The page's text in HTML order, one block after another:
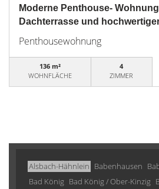
Moderne Penthouse-
Dachterrasse und
Penthousewohnung
136 m²
WOHNFLÄCHE
4
ZIMMER
Alsbach-Hähnlein Babenhausen
Bad König Bad König / Ober-Kinzig